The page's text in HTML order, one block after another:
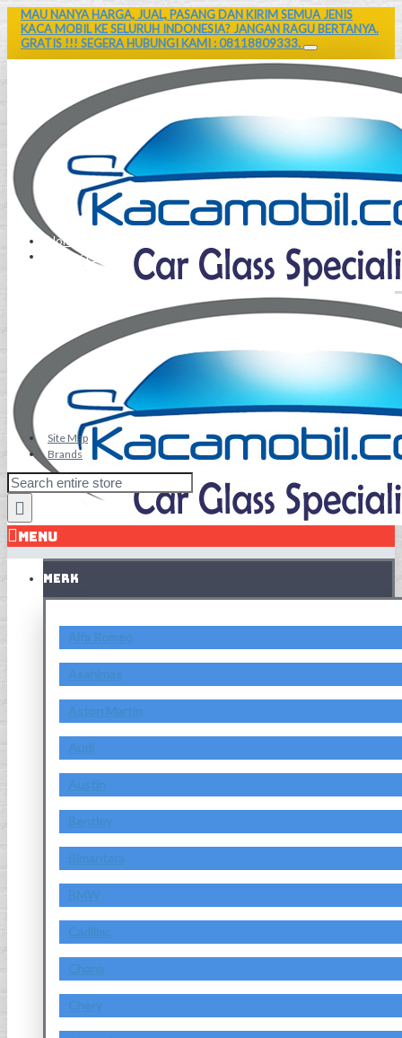
MAU NANYA HARGA, JUAL, PASANG DAN KIRIM SEMUA JENIS
KACA MOBIL KE SELURUH INDONESIA? JANGAN RAGU BERTANYA.
GRATIS !!! SEGERA HUBUNGI KAMI : 08118809333.
Home
Contact Us
Site Map
Brands
MENU
MERK
Alfa Romeo
Asahimas
Aston Martin
Audi
Austin
Bentley
Bimantara
BMW
Cadillac
Chana
Chery